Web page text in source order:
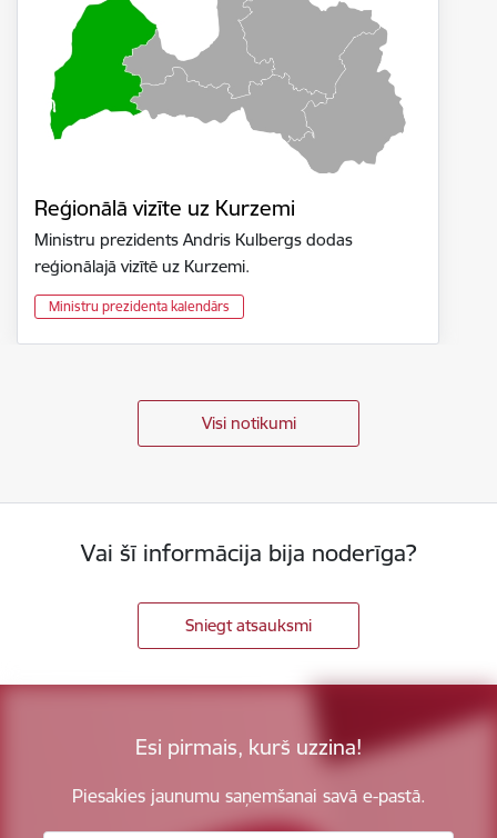
Reģionālā vizīte uz Kurzemi
Ministru prezidents Andris Kulbergs dodas
reģionālajā vizītē uz Kurzemi.
Ministru prezidenta kalendārs
Visi notikumi
Vai šī informācija bija noderīga?
Sniegt atsauksmi
Esi pirmais, kurš uzzina!
Piesakies jaunumu saņemšanai savā e-pastā.